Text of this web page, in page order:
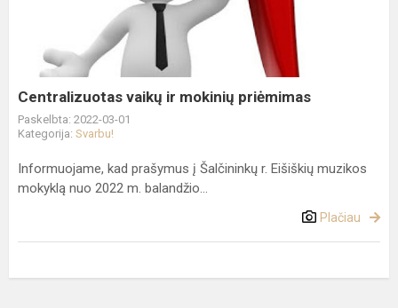
Centralizuotas vaikų ir mokinių priėmimas
Paskelbta: 2022-03-01
Kategorija: Svarbu!
Informuojame, kad prašymus į Šalčininkų r. Eišiškių muzikos
mokyklą nuo 2022 m. balandžio...
Plačiau